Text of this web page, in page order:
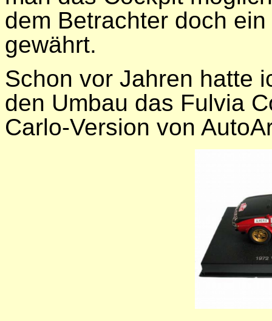
dem Betrachter doch
gewährt.
Schon vor Jahren hatte
den Umbau das Fulvia
Carlo-Version von